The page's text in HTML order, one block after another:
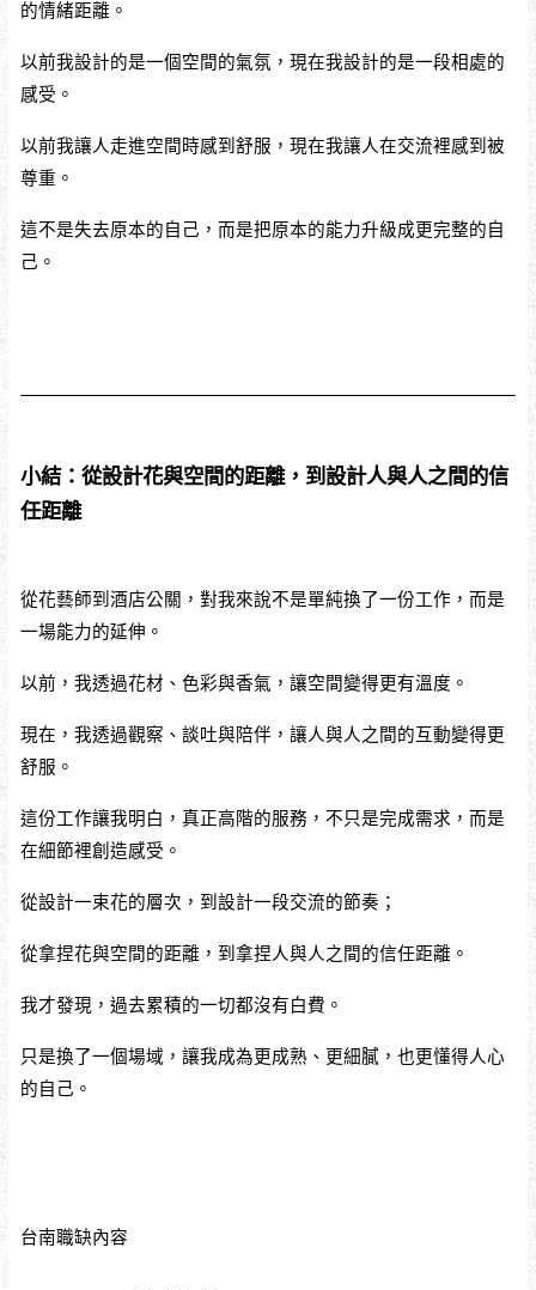
的情緒距離。
以前我設計的是一個空間的氣氛，現在我設計的是一段相處的
感受。
以前我讓人走進空間時感到舒服，現在我讓人在交流裡感到被
尊重。
這不是失去原本的自己，而是把原本的能力升級成更完整的自
己。
小結：從設計花與空間的距離，到設計人與人之間的信
任距離
從花藝師到酒店公關，對我來說不是單純換了一份工作，而是
一場能力的延伸。
以前，我透過花材、色彩與香氣，讓空間變得更有溫度。
現在，我透過觀察、談吐與陪伴，讓人與人之間的互動變得更
舒服。
這份工作讓我明白，真正高階的服務，不只是完成需求，而是
在細節裡創造感受。
從設計一束花的層次，到設計一段交流的節奏；
從拿捏花與空間的距離，到拿捏人與人之間的信任距離。
我才發現，過去累積的一切都沒有白費。
只是換了一個場域，讓我成為更成熟、更細膩，也更懂得人心
的自己。
台南職缺內容